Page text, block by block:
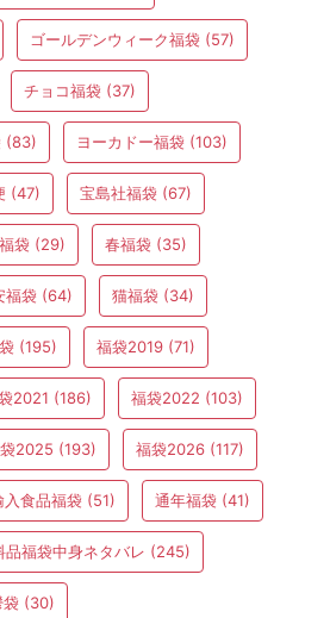
ゴールデンウィーク福袋 (57)
チョコ福袋 (37)
(83) ヨーカドー福袋 (103)
(47) 宝島社福袋 (67)
袋 (29) 春福袋 (35)
福袋 (64) 猫福袋 (34)
(195) 福袋2019 (71)
2021 (186) 福袋2022 (103)
2025 (193) 福袋2026 (117)
入食品福袋 (51) 通年福袋 (41)
品福袋中身ネタバレ (245)
袋 (30)